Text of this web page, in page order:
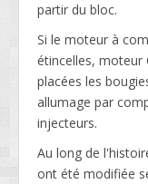
partir du bloc.
Si le moteur à
étincelles,
placées les
allumage par
injecteurs.
Au long de
ont été modifiée